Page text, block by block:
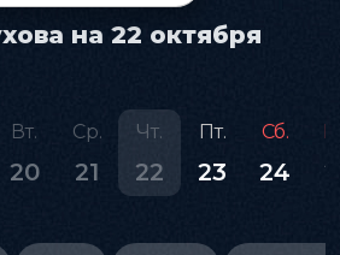
на 22 октября
Вт.
20
Ср.
21
Чт.
22
Пт.
23
Сб.
24